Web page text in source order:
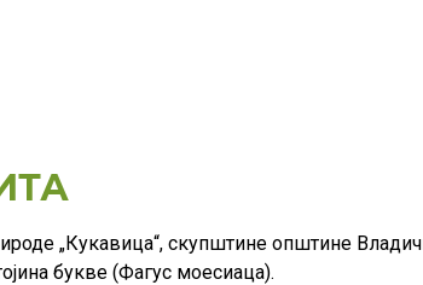
„Кукавица“, скупштине општине
букве (Фагус моесиаца).